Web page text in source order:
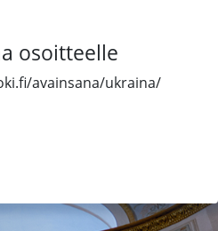
osoitteelle
avainsana/ukraina/